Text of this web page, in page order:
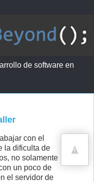
de software en
con el
la dificulta de
no solamente
un poco de
el servidor de